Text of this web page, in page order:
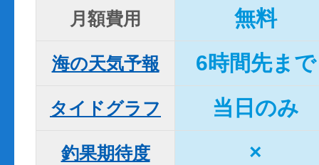
月額費用 無料
海の天気予報 6時間先まで
タイドグラフ 当日のみ
釣果期待度 ×